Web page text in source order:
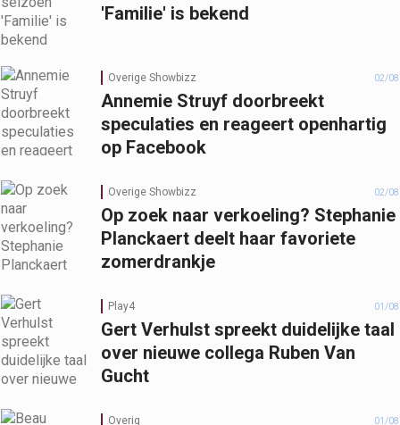
'Familie' is bekend
Overige Showbizz 02/08
Annemie Struyf doorbreekt
speculaties en reageert openhartig
op Facebook
Overige Showbizz 02/08
Op zoek naar verkoeling? Stephanie
Planckaert deelt haar favoriete
zomerdrankje
Play4 01/08
Gert Verhulst spreekt duidelijke taal
over nieuwe collega Ruben Van
Gucht
Overig 01/08